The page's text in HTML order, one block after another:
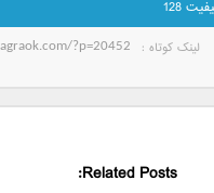
128
لینک کوتاه‌ :
Related Posts: